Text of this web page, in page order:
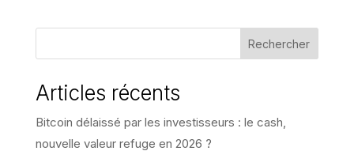
Rechercher
Articles récents
Bitcoin délaissé par les investisseurs : le cash,
nouvelle valeur refuge en 2026 ?